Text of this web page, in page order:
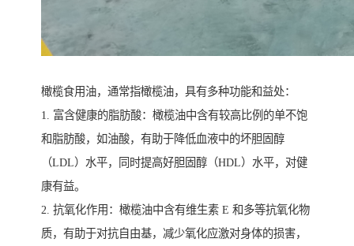
橄榄食用油，通常指橄榄油，具有多种功能和益处：
1. 富含健康的脂肪酸：橄榄油中含有较高比例的单不饱
和脂肪酸，如油酸，有助于降低血液中的坏胆固醇
（LDL）水平，同时提高好胆固醇（HDL）水平，对健
康有益。
2. 抗氧化作用：橄榄油中含有维生素 E 和多等抗氧化物
质，有助于对抗自由基，减少氧化应激对身体的损害，